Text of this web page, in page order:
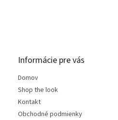
Informácie pre vás
Domov
Shop the look
Kontakt
Obchodné podmienky